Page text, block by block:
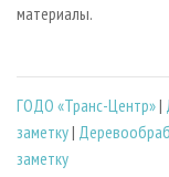
материалы.
ГОДО «Транс-Центр»|
заметку|
заметку